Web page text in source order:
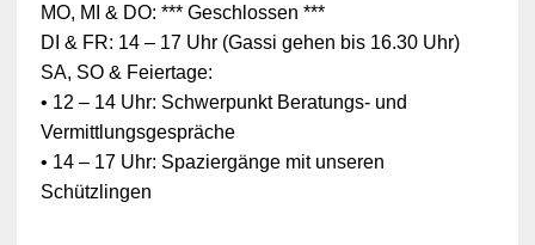
MO, MI & DO: *** Geschlossen ***
DI & FR: 14 – 17 Uhr (Gassi gehen bis 16.30 Uhr)
SA, SO & Feiertage:
• 12 – 14 Uhr: Schwerpunkt Beratungs- und
Vermittlungsgespräche
• 14 – 17 Uhr: Spaziergänge mit unseren
Schützlingen
Schutz
Ihrer
persönlic
hen
Daten ist
die
Verbindun
g zu
blockiert